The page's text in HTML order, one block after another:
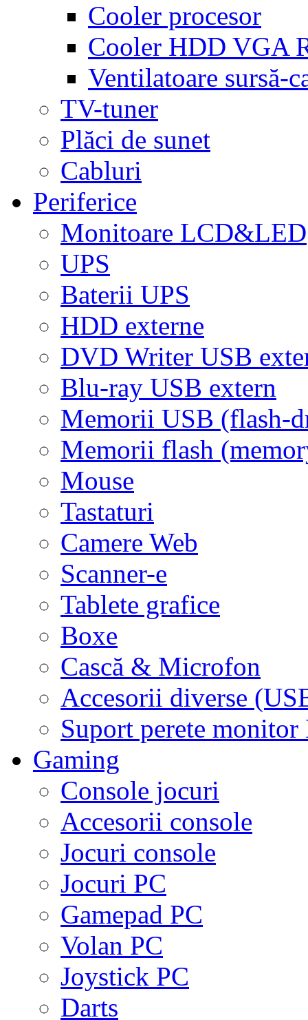
Cooler procesor
Cooler HDD VGA
Ventilatoare sursă-
TV-tuner
Plăci de sunet
Cabluri
Periferice
Monitoare LCD&LED
UPS
Baterii UPS
HDD externe
DVD Writer USB
Blu-ray USB extern
Memorii USB (flash-
Memorii flash
Mouse
Tastaturi
Camere Web
Scanner-e
Tablete grafice
Boxe
Cască & Microfon
Accesorii diverse
Suport perete
Gaming
Console jocuri
Accesorii console
Jocuri console
Jocuri PC
Gamepad PC
Volan PC
Joystick PC
Darts